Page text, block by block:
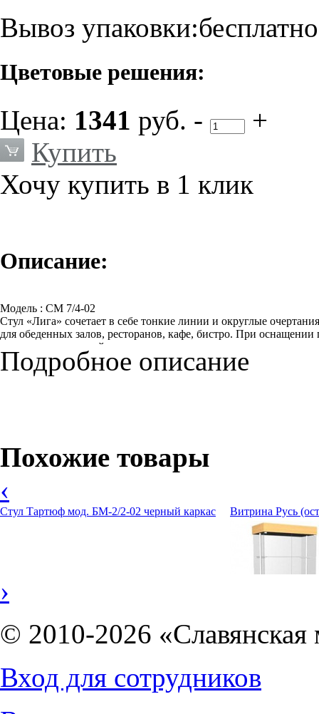
Вывоз упаковки:бесплатно
Цветовые решения:
Цена: 1341 руб. -
+
Купить
Хочу купить в 1 клик
Описание:
Модель : СМ 7/4-02
Стул «Лига» сочетает в себе тонкие линии и округлые
для обеденных залов, ресторанов, кафе, бистро. При
спинки этих моделей выполнены в едином стиле.
Применяемые материалы:
Вес изделия: 4,2 кг.
Цена указана за: обивка - кож.зам, цветной каркас.
Подробное описание
Похожие товары
‹
Стул Тартюф мод. БМ-2/2-02 черный каркас Витрина Русь
›
© 2010-2026 «Славянская
Вход для сотрудников